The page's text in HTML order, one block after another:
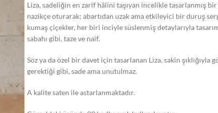
Liza, sadeliğin en zarif hâlini taşıyan incelikle tasarlanmış
nazikçe oturarak; abartıdan uzak ama etkileyici bir duruş
kumaş çiçekler, her biri inciyle süslenmiş detaylarıyla
sabahı gibi, taze ve naif.
Söz ya da özel bir davet için tasarlanan Liza, sakin şıklığıyla
gerektiği gibi, sade ama unutulmaz.
A kalite saten ile astarlanmaktadır.